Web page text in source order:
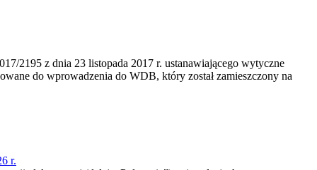
2195 z dnia 23‍ listopada 2017 r. ustanawiającego wytyczne
do wprowadzenia do WDB, który został zamieszczony na
r.